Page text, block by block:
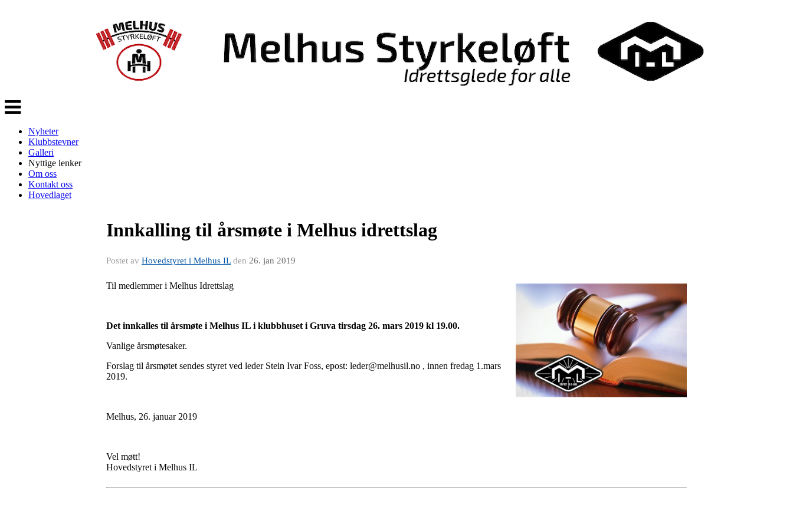
Veksle
navigasjon
Nyheter
Klubbstevner
Galleri
Nyttige lenker
Om oss
Kontakt oss
Hovedlaget
Innkalling til årsmøte i Melhus idrettslag
Postet av Hovedstyret i Melhus ILden 26. jan 2019
Til medlemmer i Melhus Idrettslag
Det innkalles til årsmøte i Melhus IL i klubbhuset i Gruva tirsdag 26. mars 2019 kl 19.00.
Vanlige årsmøtesaker.
Forslag til årsmøtet sendes styret ved leder Stein Ivar Foss, epost: leder@melhusil.no , innen fredag 1.mars
2019.
Melhus, 26. januar 2019
Vel møtt!
Hovedstyret i Melhus IL